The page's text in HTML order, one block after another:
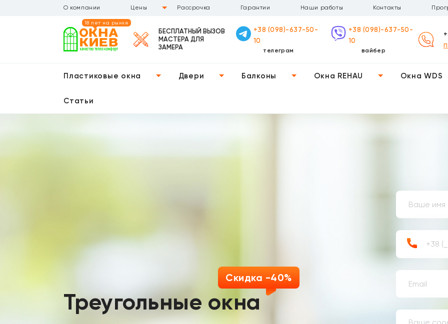
О компании Цены Рассрочка Гарантии Наши работы Контакты
18 лет на рынке
БЕСПЛАТНЫЙ ВЫЗОВ
МАСТЕРА ДЛЯ
ЗАМЕРА
+38 (098)-637-50-
10
телеграм
+38 (098)-637-50-
10
вайбер
Пластиковые окна Двери Балконы Окна REHAU Окна WDS
Статьи
Треугольные окна
Скидка -40%